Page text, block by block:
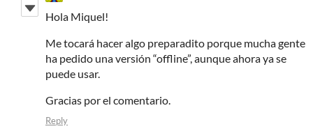
Hola Miquel!
Me tocará hacer algo preparadito porque mucha gente
ha pedido una versión “offline”, aunque ahora ya se
puede usar.
Gracias por el comentario.
Reply